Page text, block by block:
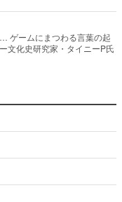
ゲームにまつわる言葉の起
文化史研究家・タイニーP氏